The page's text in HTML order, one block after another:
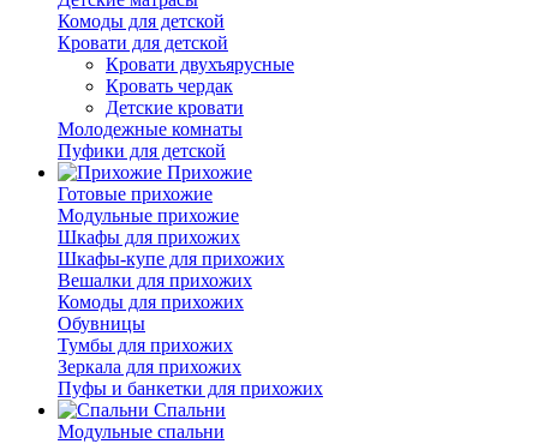
Комоды для детской
Кровати для детской
Кровати двухъярусные
Кровать чердак
Детские кровати
Молодежные комнаты
Пуфики для детской
Прихожие
Готовые прихожие
Модульные прихожие
Шкафы для прихожих
Шкафы-купе для прихожих
Вешалки для прихожих
Комоды для прихожих
Обувницы
Тумбы для прихожих
Зеркала для прихожих
Пуфы и банкетки для прихожих
Спальни
Модульные спальни